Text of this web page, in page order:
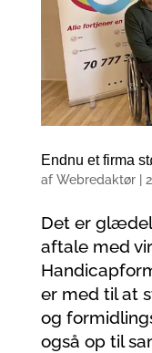
Endnu et firma
af Webredaktør|
Det er
aftale med
er med til at
og
også op til